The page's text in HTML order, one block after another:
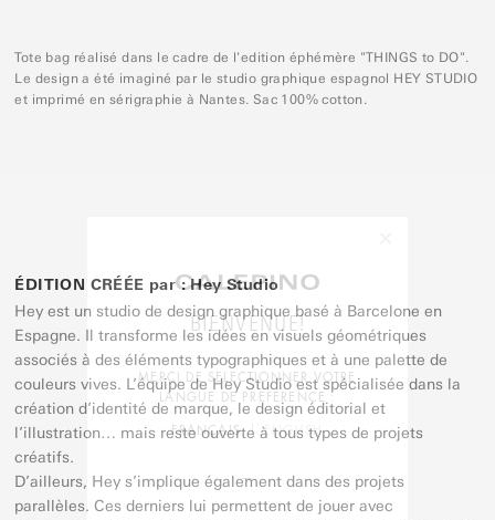
BIENVENUE!
MERCI DE SELECTIONNER VOTRE
LANGUE DE PREFERENCE :
FRANÇAIS ENGLISH
Tote bag réalisé dans le cadre de l'edition éphémère "THINGS to DO".
Le design a été imaginé par le studio graphique espagnol HEY STUDIO
et imprimé en sérigraphie à Nantes. Sac 100% cotton.
ÉDITION CRÉÉE par : Hey Studio
Hey est un studio de design graphique basé à Barcelone en
Espagne. Il transforme les idées en visuels géométriques
associés à des éléments typographiques et à une palette de
couleurs vives. L’équipe de Hey Studio est spécialisée dans la
création d’identité de marque, le design éditorial et
l’illustration… mais reste ouverte à tous types de projets
créatifs.
D’ailleurs, Hey s’implique également dans des projets
parallèles. Ces derniers lui permettent de jouer avec